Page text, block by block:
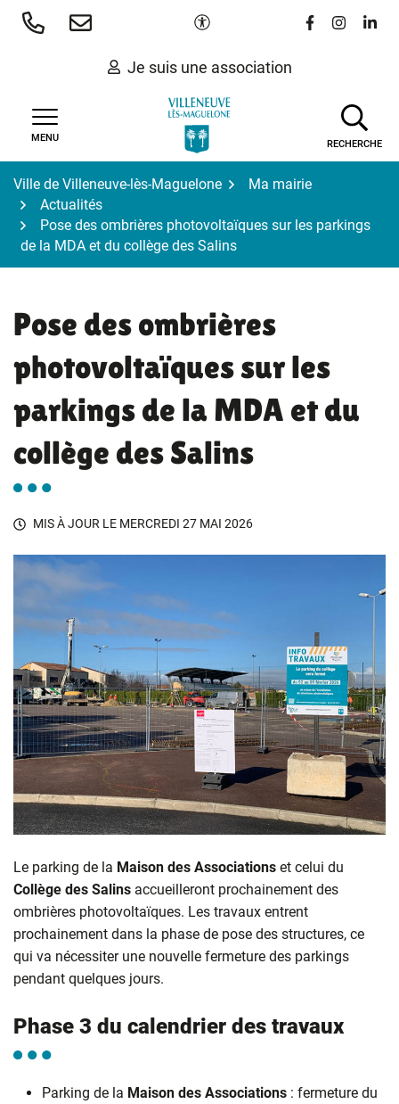
Aller
Paramètres d'accessibilité
Lien vers le
Lien vers
Lien
Je suis une association
MENU
RECHERCHE
Ville de Villeneuve-lès-Maguelone
Ma mairie
Actualités
Pose des ombrières photovoltaïques sur les parkings
de la MDA et du collège des Salins
Pose des ombrières
photovoltaïques sur les
parkings de la MDA et du
collège des Salins
MIS À JOUR LE MERCREDI 27 MAI 2026
Le parking de la Maison des Associations et celui du
Collège des Salins accueilleront prochainement des
ombrières photovoltaïques. Les travaux entrent
prochainement dans la phase de pose des structures, ce
qui va nécessiter une nouvelle fermeture des parkings
pendant quelques jours.
Phase 3 du calendrier des travaux
Parking de la Maison des Associations : fermeture du